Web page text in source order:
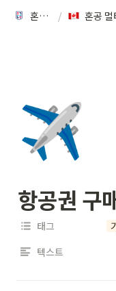
혼공캠프 /
✈️
항공권 구
태그
텍스트